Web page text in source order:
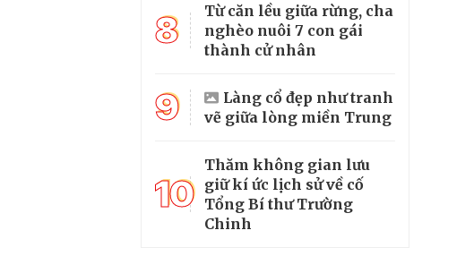
8
Từ căn lều giữa rừng, cha
nghèo nuôi 7 con gái
thành cử nhân
9
Làng cổ đẹp như tranh
vẽ giữa lòng miền Trung
10
Thăm không gian lưu
giữ kí ức lịch sử về cố
Tổng Bí thư Trường
Chinh